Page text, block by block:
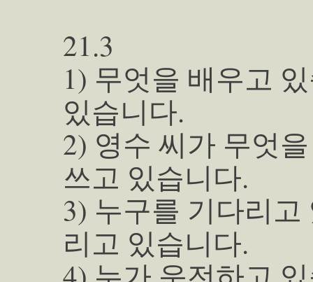
21.3
1) 무엇을 배우고
있습니다.
2) 영수 씨가 무엇
쓰고 있습니다.
3) 누구를 기다리
리고 있습니다.